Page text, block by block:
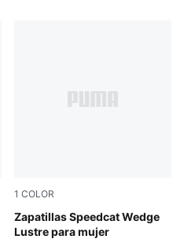
1 COLOR
Zapatillas Speedcat Wedge
Lustre para mujer
PUMA Silver-Vapor Gray